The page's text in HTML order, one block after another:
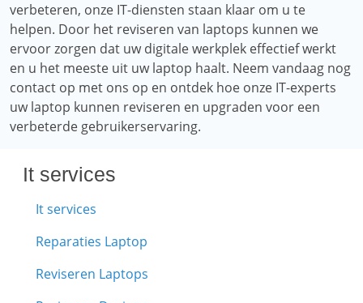
verbeteren, onze IT-diensten staan ​​klaar om u te
helpen. Door het reviseren van laptops kunnen we
ervoor zorgen dat uw digitale werkplek effectief werkt
en u het meeste uit uw laptop haalt. Neem vandaag nog
contact op met ons op en ontdek hoe onze IT-experts
uw laptop kunnen reviseren en upgraden voor een
verbeterde gebruikerservaring.
It services
It services
Reparaties Laptop
Reviseren Laptops